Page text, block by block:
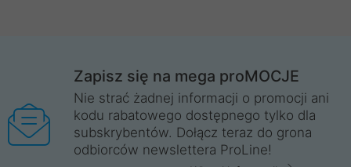
Zapisz się na mega proMOCJE
Nie strać żadnej informacji o promocji ani
kodu rabatowego dostępnego tylko dla
subskrybentów. Dołącz teraz do grona
odbiorców newslettera ProLine!